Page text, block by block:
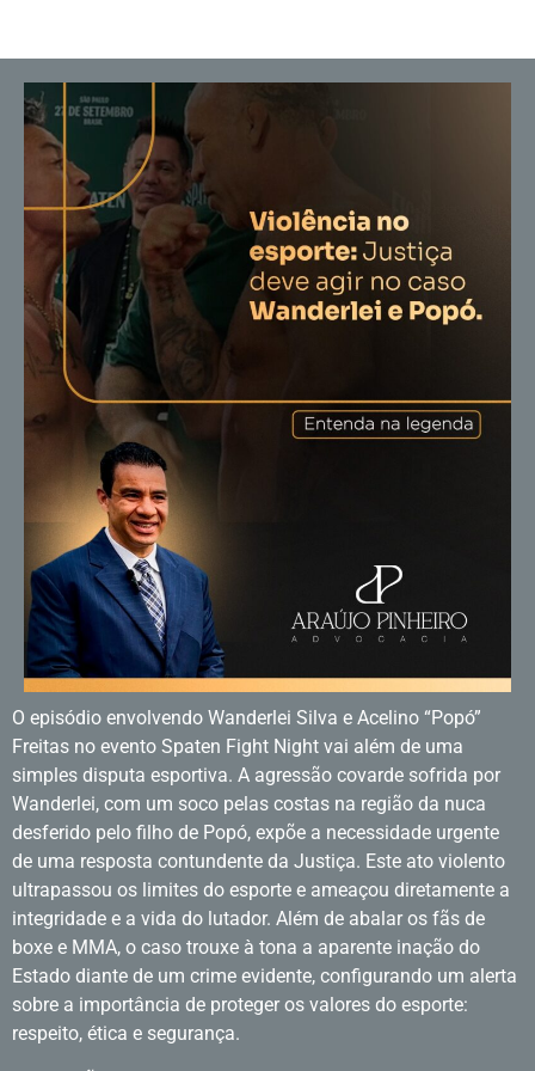
O episódio envolvendo Wanderlei Silva e Acelino “Popó”
Freitas no evento Spaten Fight Night vai além de uma
simples disputa esportiva. A agressão covarde sofrida por
Wanderlei, com um soco pelas costas na região da nuca
desferido pelo filho de Popó, expõe a necessidade urgente
de uma resposta contundente da Justiça. Este ato violento
ultrapassou os limites do esporte e ameaçou diretamente a
integridade e a vida do lutador. Além de abalar os fãs de
boxe e MMA, o caso trouxe à tona a aparente inação do
Estado diante de um crime evidente, configurando um alerta
sobre a importância de proteger os valores do esporte:
respeito, ética e segurança.